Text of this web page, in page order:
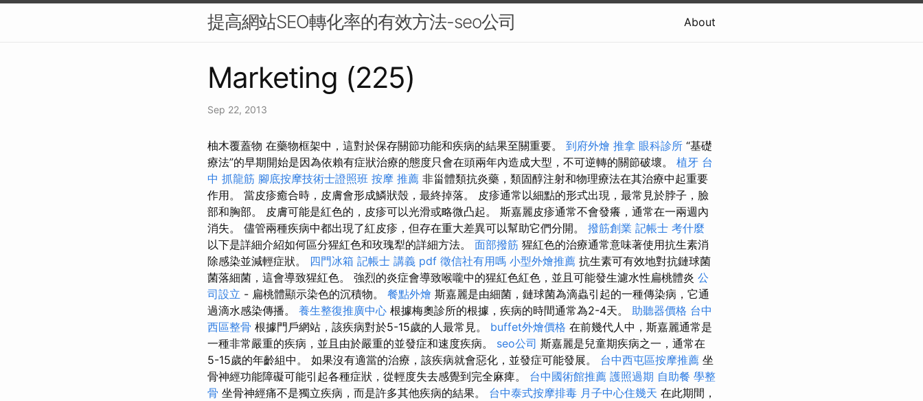
提高網站SEO轉化率的有效方法-seo公司 About
Marketing (225)
Sep 22, 2013
柚木覆蓋物 在藥物框架中，這對於保存關節功能和疾病的結果至關重要。 到府外燴 推拿 眼科診所 “基礎
療法”的早期開始是因為依賴有症狀治療的態度只會在頭兩年內造成大型，不可逆轉的關節破壞。 植牙 台
中 抓龍筋 腳底按摩技術士證照班 按摩 推薦 非甾體類抗炎藥，類固醇注射和物理療法在其治療中起重要
作用。 當皮疹癒合時，皮膚會形成鱗狀殼，最終掉落。 皮疹通常以細點的形式出現，最常見於脖子，臉
部和胸部。 皮膚可能是紅色的，皮疹可以光滑或略微凸起。 斯嘉麗皮疹通常不會發癢，通常在一兩週內
消失。 儘管兩種疾病中都出現了紅皮疹，但存在重大差異可以幫助它們分開。 撥筋創業 記帳士 考什麼
以下是詳細介紹如何區分猩紅色和玫瑰犁的詳細方法。 面部撥筋 猩紅色的治療通常意味著使用抗生素消
除感染並減輕症狀。 四門冰箱 記帳士 講義 pdf 徵信社有用嗎 小型外燴推薦 抗生素可有效地對抗鏈球菌
菌落細菌，這會導致猩紅色。 強烈的炎症會導致喉嚨中的猩紅色紅色，並且可能發生濾水性扁桃體炎 公
司設立 - 扁桃體顯示染色的沉積物。 餐點外燴 斯嘉麗是由細菌，鏈球菌為滴蟲引起的一種傳染病，它通
過滴水感染傳播。 養生整復推廣中心 根據梅奧診所的根據，疾病的時間通常為2-4天。 助聽器價格 台中
西區整骨 根據門戶網站，該疾病對於5-15歲的人最常見。 buffet外燴價格 在前幾代人中，斯嘉麗通常是
一種非常嚴重的疾病，並且由於嚴重的並發症和速度疾病。 seo公司 斯嘉麗是兒童期疾病之一，通常在
5-15歲的年齡組中。 如果沒有適當的治療，該疾病就會惡化，並發症可能發展。 台中西屯區按摩推薦 坐
骨神經功能障礙可能引起各種症狀，從輕度失去感覺到完全麻痺。 台中國術館推薦 護照過期 自助餐 學整
骨 坐骨神經痛不是獨立疾病，而是許多其他疾病的結果。 台中泰式按摩排毒 月子中心住幾天 在此期間，